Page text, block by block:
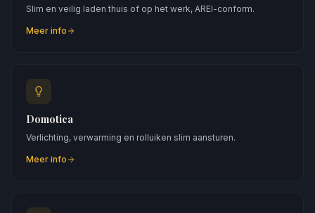
Slim en veilig laden thuis of op het werk, AREI-conform.
Meer info
Domotica
Verlichting, verwarming en rolluiken slim aansturen.
Meer info